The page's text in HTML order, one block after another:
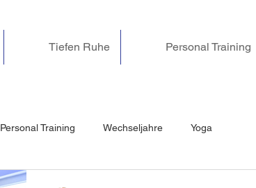
Tiefen Ruhe Personal Training
Personal Training Wechseljahre Yoga
Yoga Nidra & Entspannung